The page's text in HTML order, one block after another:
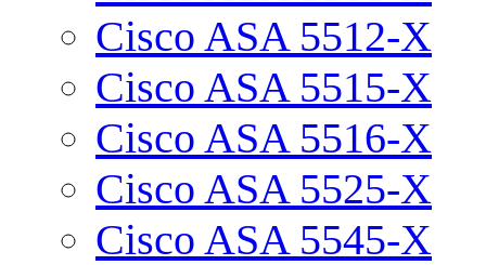
Cisco ASA 5512-X
Cisco ASA 5515-X
Cisco ASA 5516-X
Cisco ASA 5525-X
Cisco ASA 5545-X